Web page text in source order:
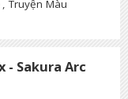
,Truyện Màu
- Sakura Arc